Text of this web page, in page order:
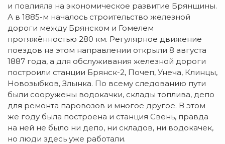
и повлияла на экономическое развитие Брянщины.
А в 1885-м началось строительство железной
дороги между Брянском и Гомелем
протяжённостью 280 км. Регулярное движение
поездов на этом направлении открыли 8 августа
1887 года, а для обслуживания железной дороги
построили станции Брянск-2, Почеп, Унеча, Клинцы,
Новозыбков, Злынка. По всему следованию пути
были сооружены водокачки, склады топлива, депо
для ремонта паровозов и многое другое. В этом
же году была построена и станция Свень, правда
на ней не было ни депо, ни складов, ни водокачек,
но люди здесь уже работали.